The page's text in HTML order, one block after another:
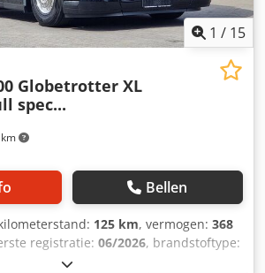
1 / 15
Globetrotter XL
spec...
Bellen
125 km, vermogen: 368
registratie: 06/2026, brandstoftype:
, brandstof: